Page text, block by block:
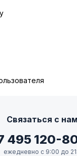
Связаться с
495 120-
ежедневно с 9:00 до